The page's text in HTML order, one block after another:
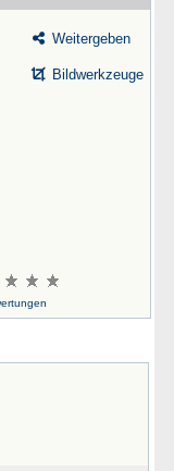
Weitergeben
Bildwerkzeuge